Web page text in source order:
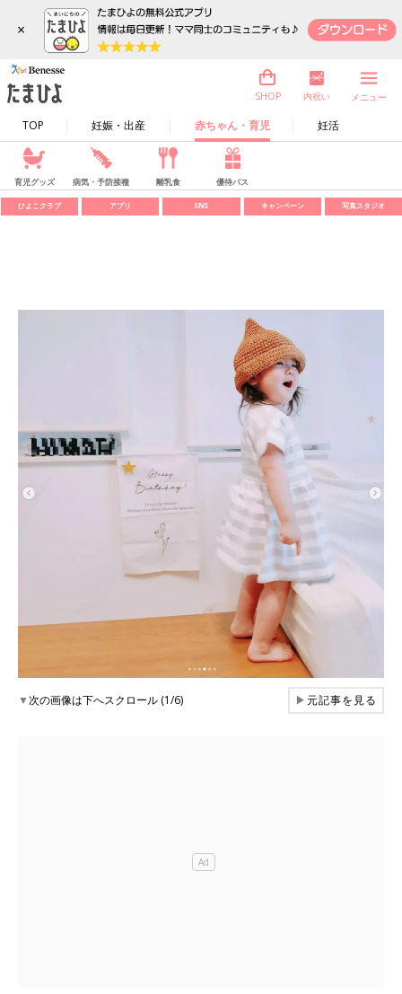
×
TOP 妊娠・出産 赤ちゃん・育児 妊活
SHOP 内祝い メニュー
育児グッズ 病気・予防接種 離乳食 優待パス
ひよこクラブ アプリ SNS キャンペーン 写真スタジオ
▼次の画像は下へスクロール (1/6) ▶元記事を見る